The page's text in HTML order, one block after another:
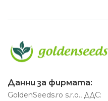
Данни за фирмата:
GoldenSeeds.ro s.r.o., ДДС: